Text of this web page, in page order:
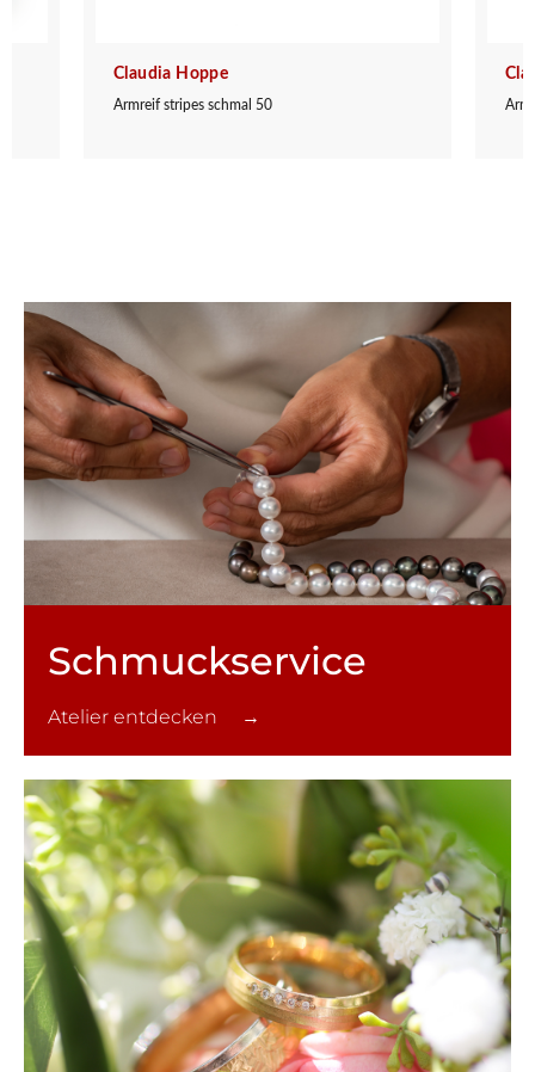
Claudia Hoppe
Armreif stripes schmal 50
Schmuck­service
Atelier entdecken →